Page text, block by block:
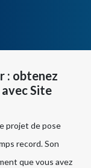
: obtenez
Site
projet de pose
record. Son
que vous avez